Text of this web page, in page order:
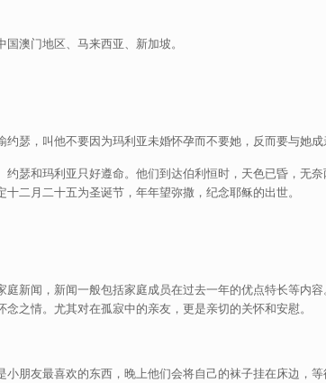
澳门地区、马来西亚、新加坡。
瑟，叫他不要因为玛利亚未婚怀孕而不要她，反而要与她
瑟和玛利亚只好遵命。他们到达伯利恒时，天色已昏，无
二月二十五为圣诞节，年年望弥撒，纪念耶稣的出世。
新闻，新闻一般包括家庭成员在过去一年的优点特长等内
之情。尤其对在孤寂中的亲友，更是亲切的关怀和安慰。
朋友最喜欢的东西，晚上他们会将自己的袜子挂在床边，等